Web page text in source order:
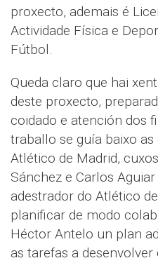
proxecto, ademais é
Actividade Física e
Fútbol.
Queda claro que hai
deste proxecto,
coidado e atención dos
traballo se guía baixo
Atlético de Madrid,
Sánchez e Carlos
adestrador do Atlético
planificar de modo
Héctor Antelo un plan
as tarefas a